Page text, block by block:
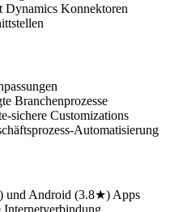
Dynamics Konnektoren
Branchenprozesse
sichere Customizations
Automatisierung
und Android (3.8★) Apps
Internetverbindung